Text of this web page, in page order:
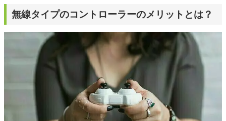
無線タイプのコントローラーのメリットとは？